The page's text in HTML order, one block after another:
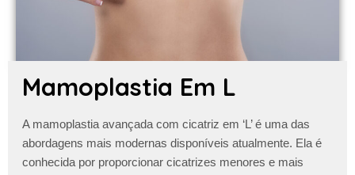
Mamoplastia Em L
A mamoplastia avançada com cicatriz em ‘L’é uma das
abordagens mais modernas disponíveis atualmente. Ela é
conhecida por proporcionar cicatrizes menores e mais